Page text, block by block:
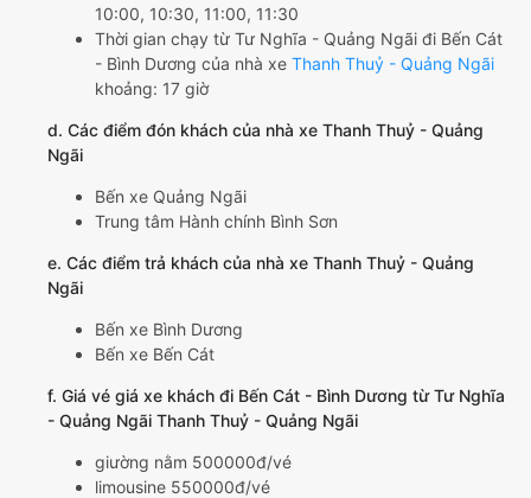
10:00, 10:30, 11:00, 11:30
Thời gian chạy từ Tư Nghĩa - Quảng Ngãi đi Bến Cát
- Bình Dương của nhà xe Thanh Thuỷ - Quảng Ngãi
khoảng: 17 giờ
d. Các điểm đón khách của nhà xe Thanh Thuỷ - Quảng
Ngãi
Bến xe Quảng Ngãi
Trung tâm Hành chính Bình Sơn
e. Các điểm trả khách của nhà xe Thanh Thuỷ - Quảng
Ngãi
Bến xe Bình Dương
Bến xe Bến Cát
f. Giá vé giá xe khách đi Bến Cát - Bình Dương từ Tư Nghĩa
- Quảng Ngãi Thanh Thuỷ - Quảng Ngãi
giường nằm 500000đ/vé
limousine 550000đ/vé